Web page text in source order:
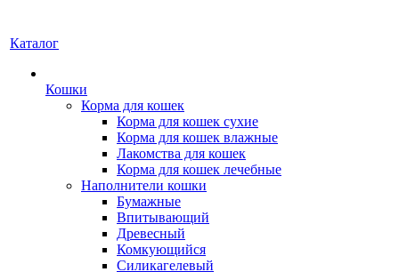
Каталог
Кошки
Корма для кошек
Корма для кошек сухие
Корма для кошек влажные
Лакомства для кошек
Корма для кошек лечебные
Наполнители кошки
Бумажные
Впитывающий
Древесный
Комкующийся
Силикагелевый